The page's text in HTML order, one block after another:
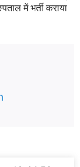
में भर्ती कराया